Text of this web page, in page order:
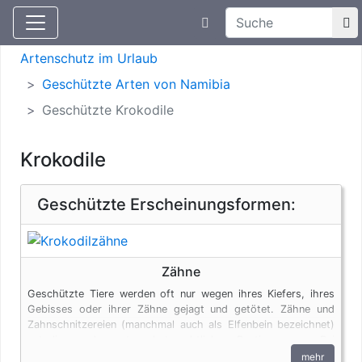
Aktuelle Meldungen
Suchtexteingabe
Artenschutz
Artenschutz im Urlaub
Geschützte Arten von Namibia
Geschützte Krokodile
Krokodile
Geschützte Erscheinungsformen:
Zähne
Geschützte Tiere werden oft nur wegen ihres Kiefers, ihres
Gebisses oder ihrer Zähne gejagt und getötet. Zähne und
Zahnschnitzereien (manchmal auch als Elfenbein bezeichnet)
privaten Einfuhren zum persönlichen Gebrauch sind bis zu vier
mehr